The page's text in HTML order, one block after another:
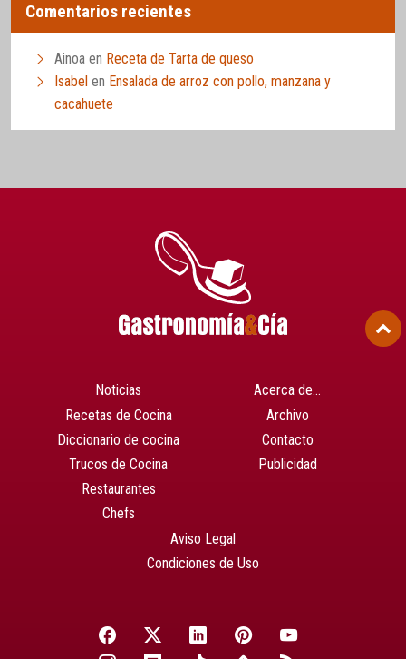
Comentarios recientes
Ainoa en Receta de Tarta de queso
Isabel en Ensalada de arroz con pollo, manzana y
cacahuete
Noticias
Recetas de Cocina
Diccionario de cocina
Trucos de Cocina
Restaurantes
Chefs
Acerca de…
Archivo
Contacto
Publicidad
Aviso Legal
Condiciones de Uso